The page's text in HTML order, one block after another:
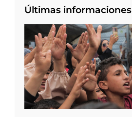
Últimas informaciones